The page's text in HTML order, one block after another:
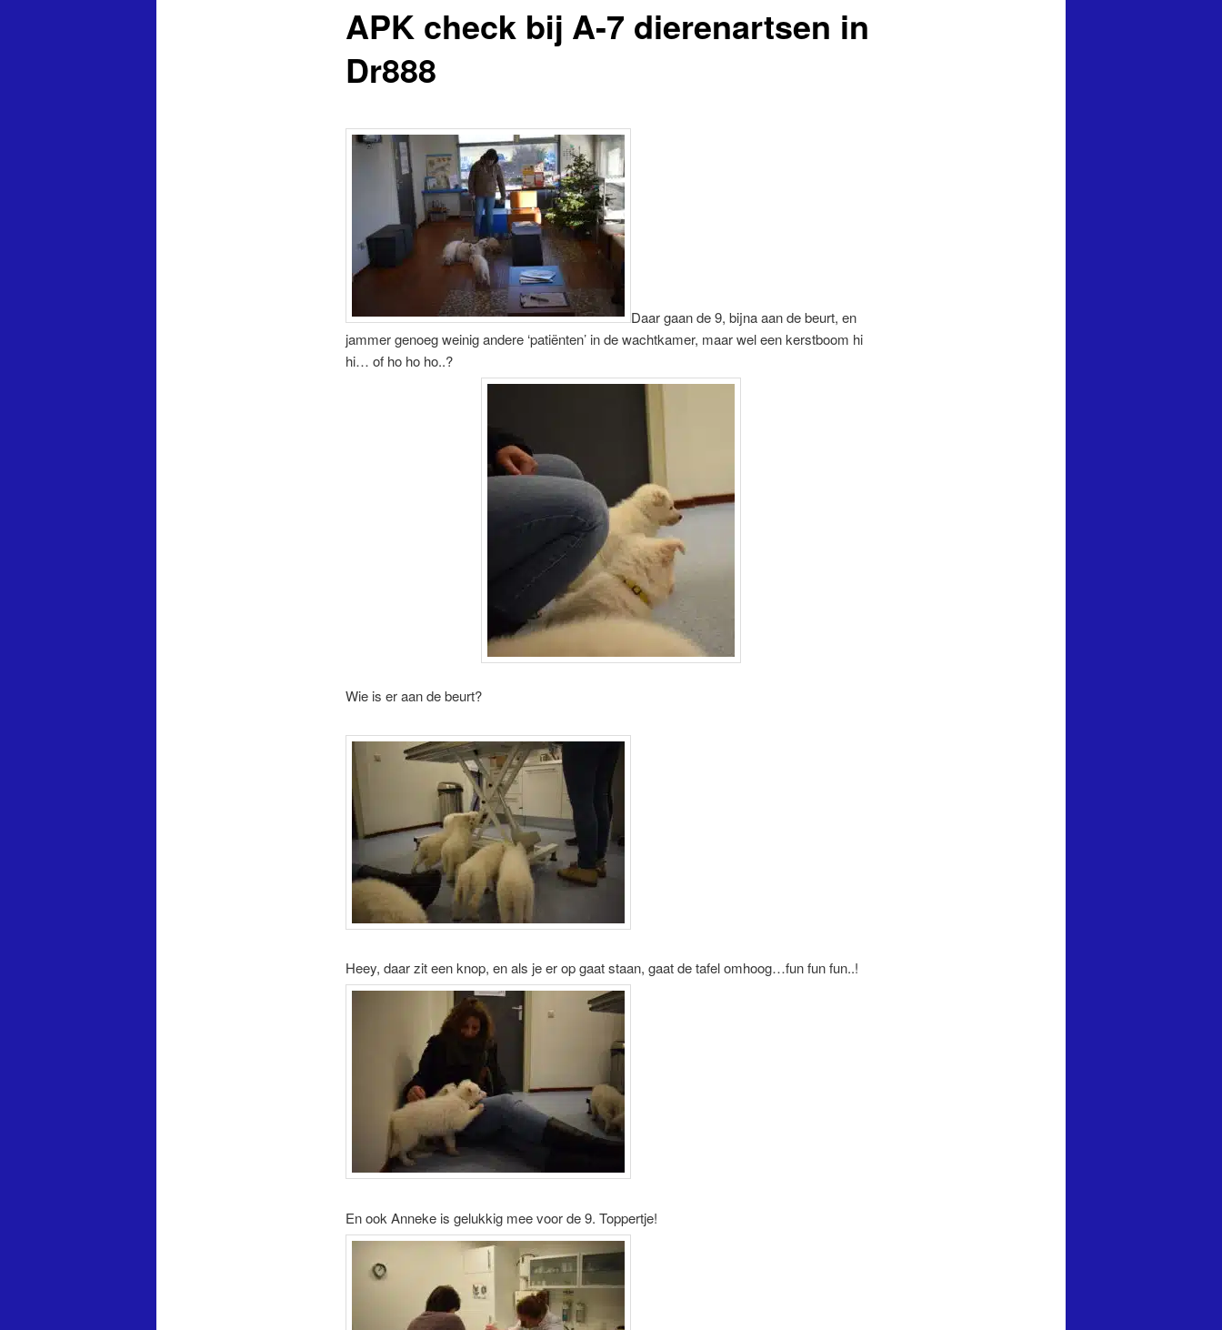
APK check bij A-7 dierenartsen in
Dr888
Daar gaan de 9, bijna aan de beurt, en
jammer genoeg weinig andere ‘patiënten’ in de wachtkamer, maar wel een kerstboom hi
hi… of ho ho ho..?
Wie is er aan de beurt?
Heey, daar zit een knop, en als je er op gaat staan, gaat de tafel omhoog…fun fun fun..!
En ook Anneke is gelukkig mee voor de 9. Toppertje!